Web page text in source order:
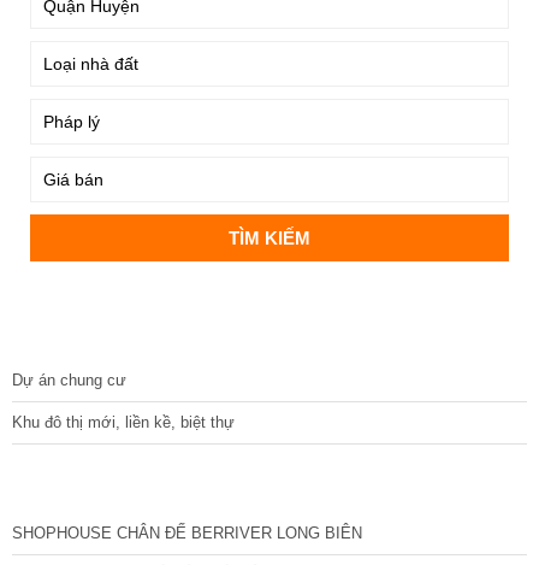
Dự án chung cư
Khu đô thị mới, liền kề, biệt thự
SHOPHOUSE CHÂN ĐẾ BERRIVER LONG BIÊN